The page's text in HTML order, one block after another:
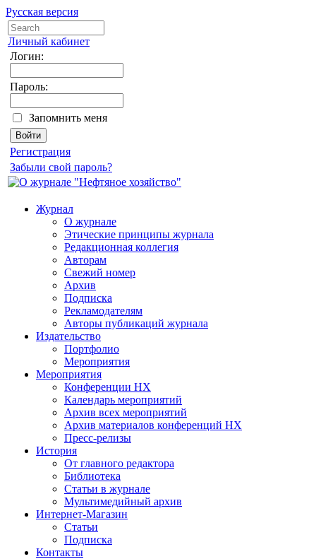
Русская версия
Личный кабинет
Логин:
Пароль:
Запомнить меня
Регистрация
Забыли свой пароль?
Журнал
О журнале
Этические принципы журнала
Редакционная коллегия
Авторам
Свежий номер
Архив
Подписка
Рекламодателям
Авторы публикаций журнала
Издательство
Портфолио
Мероприятия
Мероприятия
Конференции НХ
Календарь мероприятий
Архив всех мероприятий
Архив материалов конференций НХ
Пресс-релизы
История
От главного редактора
Библиотека
Статьи в журнале
Мультимедийный архив
Интернет-Магазин
Статьи
Подписка
Контакты